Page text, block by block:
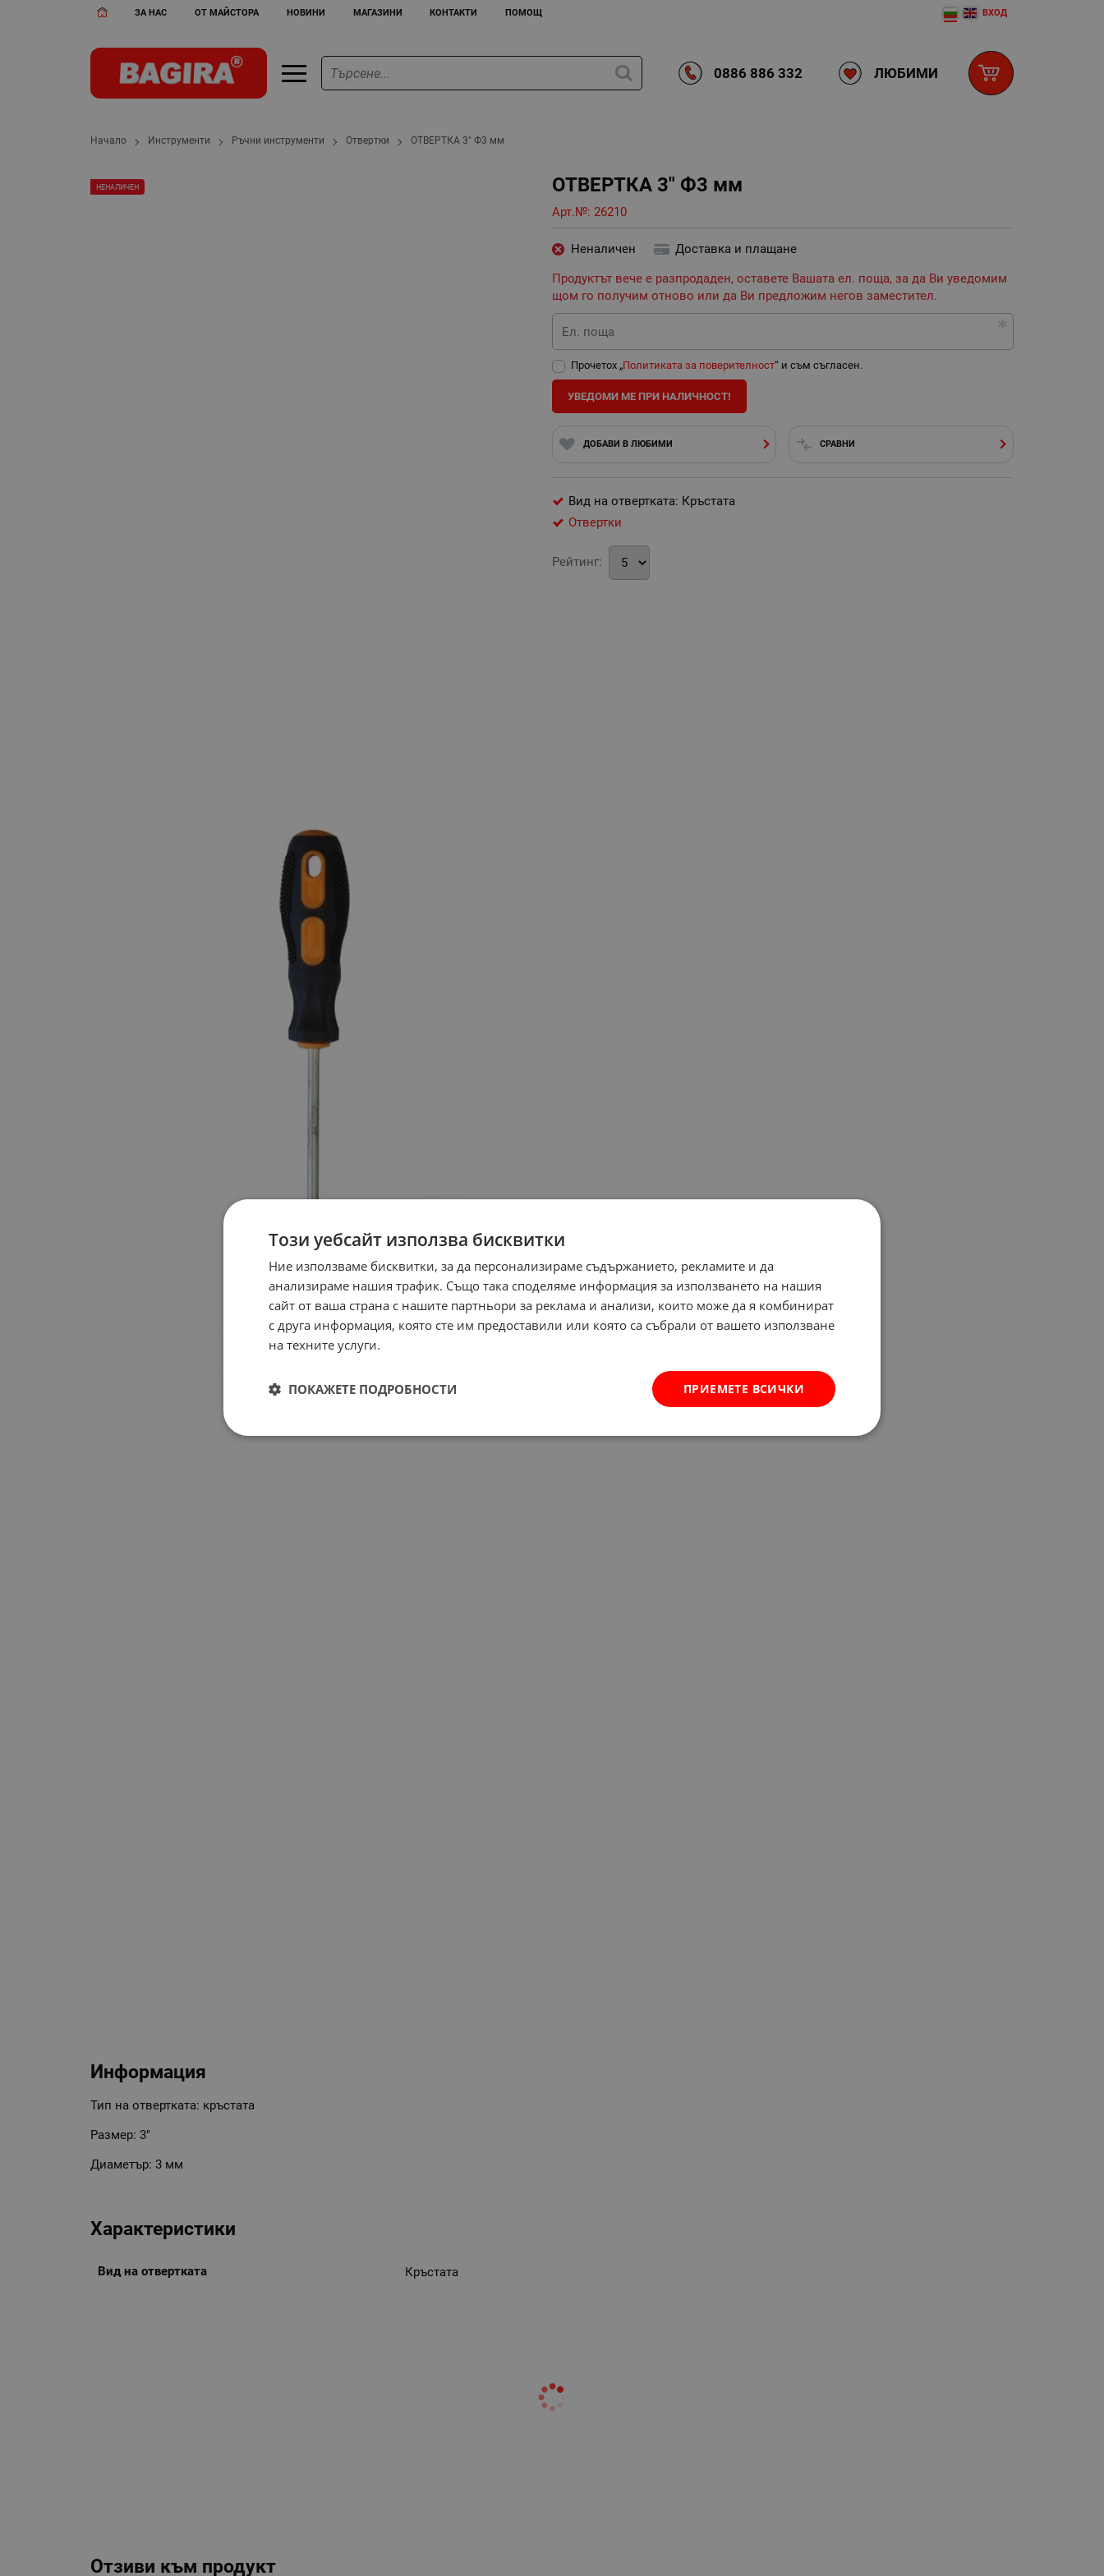
ЗА НАС ОТ МАЙСТОРА НОВИНИ МАГАЗИНИ КОНТАКТИ ПОМОЩ ВХОД
0886 886 332 ЛЮБИМИ
Начало Инструменти Ръчни инструменти Отвертки ОТВЕРТКА 3" Ф3 мм
ОТВЕРТКА 3" Ф3 мм
Арт.№: 26210
НЕНАЛИЧЕН
Неналичен
Доставка и плащане
Продуктът вече е разпродаден, оставете Вашата ел. поща, за да Ви уведомим
щом го получим отново или да Ви предложим негов заместител.
Ел. поща
Прочетох „Политиката за поверителност“ и съм съгласен.
УВЕДОМИ МЕ ПРИ НАЛИЧНОСТ!
ДОБАВИ В ЛЮБИМИ СРАВНИ
Вид на отвертката: Кръстата
Отвертки
Рейтинг:
Информация
Тип на отвертката: кръстата
Размер: 3"
Диаметър: 3 мм
Характеристики
Вид на отвертката Кръстата
Отзиви към продукт
Този уебсайт използва бисквитки
Ние използваме бисквитки, за да персонализираме съдържанието, рекламите и да
анализираме нашия трафик. Също така споделяме информация за използването на нашия
сайт от ваша страна с нашите партньори за реклама и анализи, които може да я комбинират
с друга информация, която сте им предоставили или която са събрали от вашето използване
на техните услуги.
ПРИЕМЕТЕ ВСИЧКИ
ПОКАЖЕТЕ ПОДРОБНОСТИ